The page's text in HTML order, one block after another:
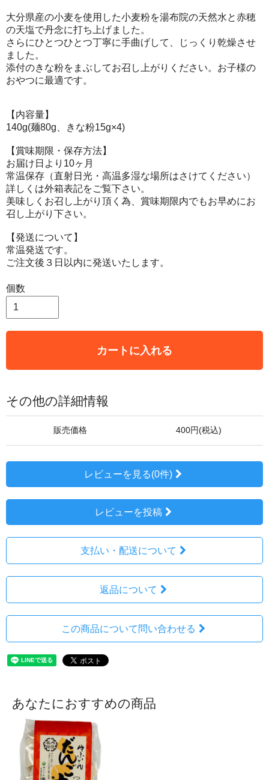
大分県産の小麦を使用した小麦粉を湯布院の天然水と赤穂
の天塩で丹念に打ち上げました。
さらにひとつひとつ丁寧に手曲げして、じっくり乾燥させ
ました。
添付のきな粉をまぶしてお召し上がりください。お子様の
おやつに最適です。
【内容量】
140g(麺80g、きな粉15g×4)
【賞味期限・保存方法】
お届け日より10ヶ月
常温保存（直射日光・高温多湿な場所はさけてください）
詳しくは外箱表記をご覧下さい。
美味しくお召し上がり頂く為、賞味期限内でもお早めにお
召し上がり下さい。
【発送について】
常温発送です。
ご注文後３日以内に発送いたします。
個数
カートに入れる
その他の詳細情報
販売価格 400円(税込)
レビューを見る(0件)
レビューを投稿
支払い・配送について
返品について
この商品について問い合わせる
あなたにおすすめの商品